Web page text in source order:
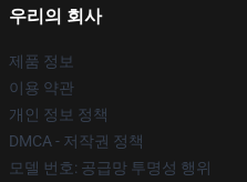
우리의 회사
제품 정보
이용 약관
개인 정보 정책
DMCA - 저작권 정책
모델 번호: 공급망 투명성 행위